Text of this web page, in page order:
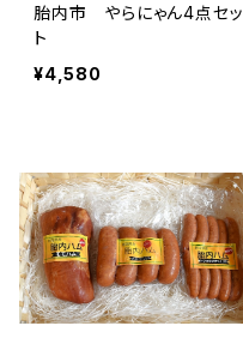
胎内市 やらにゃん4点セッ
ト
¥4,580